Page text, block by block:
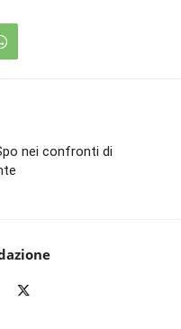
nei confronti di